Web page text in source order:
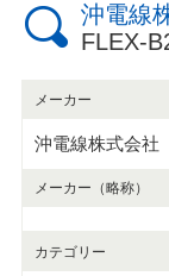
沖電線
FLEX-
メーカー
沖電線株式会社
メーカー（略称）
カテゴリー